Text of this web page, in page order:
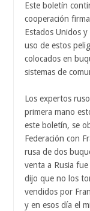
Este boletín
cooperación
Estados Unidos
uso de estos
colocados en
sistemas de
Los expertos
primera mano
este boletín, se
Federación con
rusa de dos
venta a Rusia
dijo que no los
vendidos por
y en esos día el